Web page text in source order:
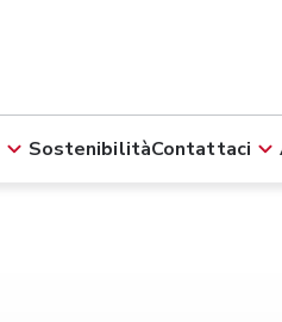
SostenibilitàContattaci